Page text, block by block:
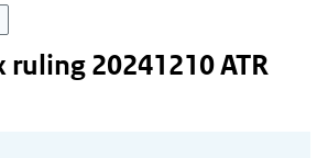
ruling 20241210 ATR